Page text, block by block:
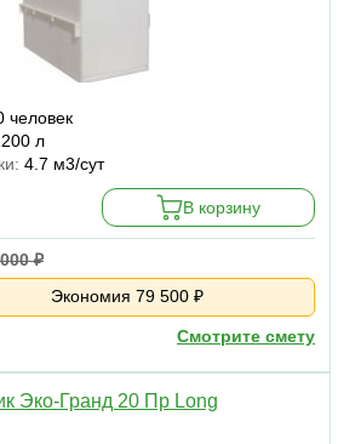
человек
л
4.7 м3/сут
В корзину
₽
Экономия 79 500 ₽
Смотрите смету
Эко-Гранд 20 Пр Long